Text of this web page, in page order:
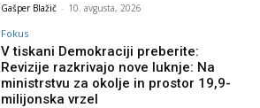
Gašper Blažič - 10. avgusta, 2026
Fokus
V tiskani Demokraciji preberite:
Revizije razkrivajo nove luknje: Na
ministrstvu za okolje in prostor 19,9-
milijonska vrzel